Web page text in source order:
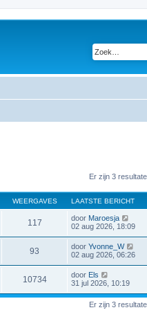
Er zijn 3
WEERGAVES LAATSTE BERICHT
117 door Maroesja
02 aug 2026, 18:09
93 door Yvonne_W
02 aug 2026, 06:26
10734 door Els
31 jul 2026, 10:19
Er zijn 3